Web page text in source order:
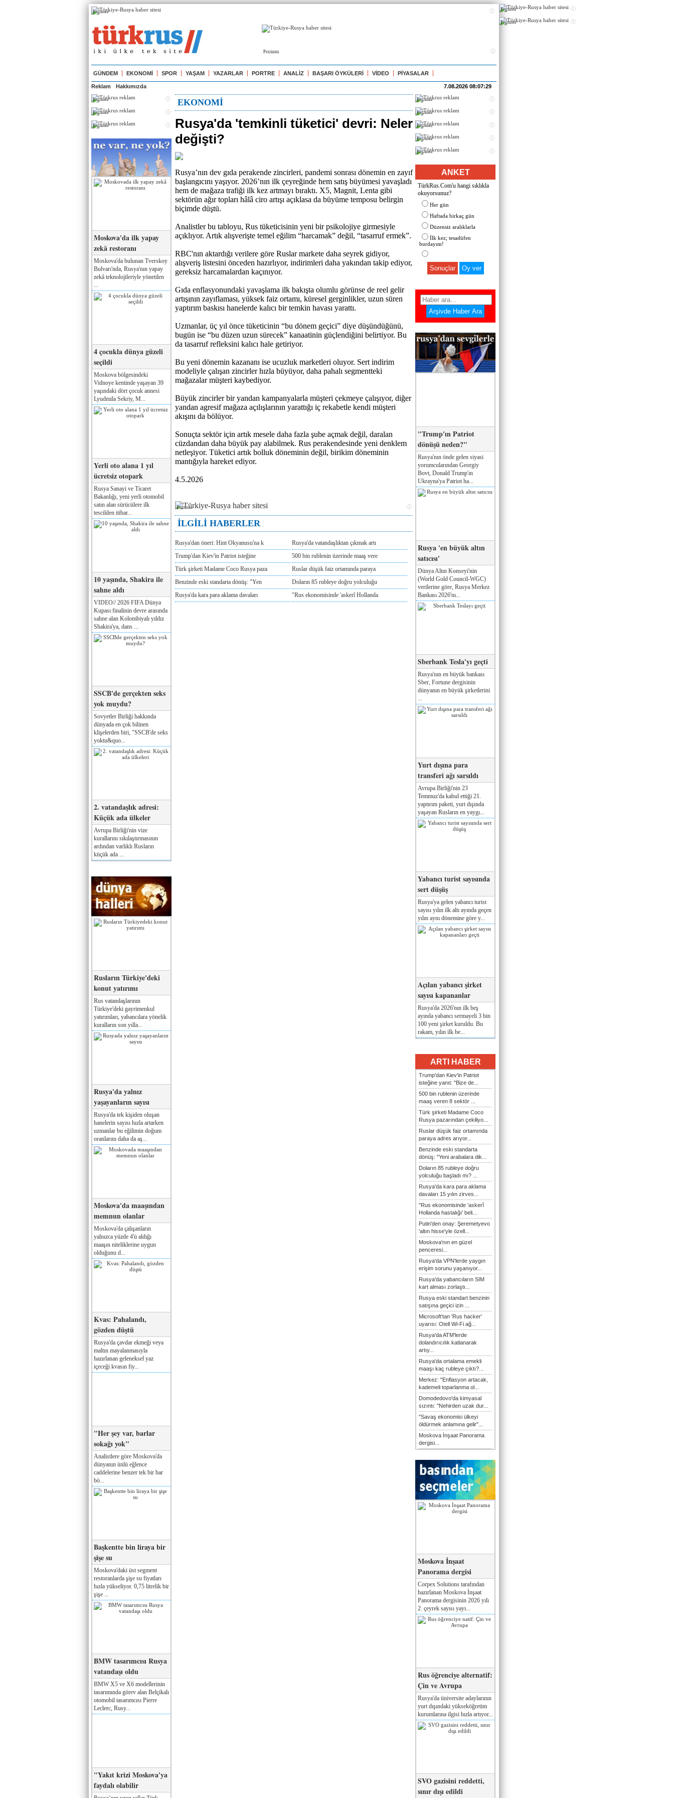
Реклама
Реклама
GÜNDEM EKONOMİ SPOR YAŞAM YAZARLAR PORTRE ANALİZ BAŞARI ÖYKÜLERİ VİDEO PİYASALAR
Reklam Hakkımızda 7.08.2026 08:07:29
Реклама
Реклама
Реклама
Moskova'da ilk yapay
zekâ restoranı
Moskova'da bulunan Tverskoy
Bulvarı'nda, Rusya'nın yapay
zekâ teknolojileriyle yönetilen
4 çocukla dünya güzeli
seçildi
Moskova bölgesindeki
Vidnoye kentinde yaşayan 39
yaşındaki dört çocuk annesi
Lyudmila Sekriy, M...
Yerli oto alana 1 yıl
ücretsiz otopark
Rusya Sanayi ve Ticaret
Bakanlığı, yeni yerli otomobil
satın alan sürücülere ilk
tescilden itibar...
10 yaşında, Shakira ile
sahne aldı
VIDEO// 2026 FIFA Dünya
Kupası finalinin devre arasında
sahne alan Kolombiyalı yıldız
Shakira'ya, dans ...
SSCB'de gerçekten seks
yok muydu?
Sovyetler Birliği hakkında
dünyada en çok bilinen
klişelerden biri, "SSCB'de seks
yoktu&quo...
2. vatandaşlık adresi:
Küçük ada ülkeler
Avrupa Birliği'nin vize
kurallarını sıkılaştırmasının
ardından varlıklı Rusların
küçük ada ...
Rusların Türkiye'deki
konut yatırımı
Rus vatandaşlarının
Türkiye'deki gayrimenkul
yatırımları, yabancılara yönelik
kuralların son yılla...
Rusya'da yalnız
yaşayanların sayısı
Rusya'da tek kişiden oluşan
hanelerin sayısı hızla artarken
uzmanlar bu eğilimin doğum
oranlarını daha da aş...
Moskova'da maaşından
memnun olanlar
Moskova'da çalışanların
yalnızca yüzde 4'ü aldığı
maaşın niteliklerine uygun
olduğunu d...
Kvas: Pahalandı,
gözden düştü
Rusya'da çavdar ekmeği veya
maltın mayalanmasıyla
hazırlanan geleneksel yaz
içeceği kvasın fiy...
"Her şey var, barlar
sokağı yok"
Analistlere göre Moskova'da
dünyanın ünlü eğlence
caddelerine benzer tek bir bar
bö...
Başkentte bin liraya bir
şişe su
Moskova'daki üst segment
restoranlarda şişe su fiyatları
hızla yükseliyor. 0,75 litrelik bir
şişe ...
BMW tasarımcısı Rusya
vatandaşı oldu
BMW X5 ve X6 modellerinin
tasarımında görev alan Belçikalı
otomobil tasarımcısı Pierre
Leclerc, Rusy...
"Yakıt krizi Moskova'ya
faydalı olabilir
EKONOMİ
Rusya'da 'temkinli tüketici' devri: Neler
değişti?
Rusya’nın dev gıda perakende zincirleri, pandemi sonrası dönemin en zayıf
başlangıcını yaşıyor. 2026’nın ilk çeyreğinde hem satış büyümesi yavaşladı
hem de mağaza trafiği ilk kez artmayı bıraktı. X5, Magnit, Lenta gibi
sektörün ağır topları hâlâ ciro artışı açıklasa da büyüme temposu belirgin
biçimde düştü.
Analistler bu tabloyu, Rus tüketicisinin yeni bir psikolojiye girmesiyle
açıklıyor. Artık alışverişte temel eğilim “harcamak” değil, “tasarruf ermek”.
RBC'nın aktardığı verilere göre Ruslar markete daha seyrek gidiyor,
alışveriş listesini önceden hazırlıyor, indirimleri daha yakından takip ediyor,
gereksiz harcamalardan kaçınıyor.
Gıda enflasyonundaki yavaşlama ilk bakışta olumlu görünse de reel gelir
artışının zayıflaması, yüksek faiz ortamı, küresel gerginlikler, uzun süren
yaptırım baskısı hanelerde kalıcı bir temkin havası yarattı.
Uzmanlar, üç yıl önce tüketicinin “bu dönem geçici” diye düşündüğünü,
bugün ise “bu düzen uzun sürecek” kanaatinin güçlendiğini belirtiyor. Bu
da tasarruf refleksini kalıcı hale getiriyor.
Bu yeni dönemin kazananı ise ucuzluk marketleri oluyor. Sert indirim
modeliyle çalışan zincirler hızla büyüyor, daha pahalı segmentteki
mağazalar müşteri kaybediyor.
Büyük zincirler bir yandan kampanyalarla müşteri çekmeye çalışıyor, diğer
yandan agresif mağaza açılışlarının yarattığı iç rekabetle kendi müşteri
akışını da bölüyor.
Sonuçta sektör için artık mesele daha fazla şube açmak değil, daralan
cüzdandan daha büyük pay alabilmek. Rus perakendesinde yeni denklem
netleşiyor. Tüketici artık bolluk döneminin değil, birikim döneminin
mantığıyla hareket ediyor.
4.5.2026
Реклама
İLGİLİ HABERLER
Rusya'dan öneri: Hint Okyanusu'na k
Rusya'da vatandaşlıktan çıkmak artı
Trump'dan Kiev'in Patriot isteğine
500 bin rublenin üzerinde maaş vere
Türk şirketi Madame Coco Rusya paza
Ruslar düşük faiz ortamında paraya
Benzinde eski standarta dönüş: "Yen
Doların 85 rubleye doğru yolculuğu
Rusya'da kara para aklama davaları
"Rus ekonomisinde 'askerî Hollanda
Реклама
Реклама
Реклама
Реклама
Реклама
ANKET
TürkRus.Com'u hangi sıklıkla
okuyorsunuz?
Her gün
Haftada birkaç gün
Düzensiz aralıklarla
İlk kez; tesadüfen
burdayım!
Sonuçlar
"Trump'ın Patriot
dönüşü neden?"
Rusya'nın önde gelen siyasi
yorumcularından Georgiy
Bovt, Donald Trump'ın
Ukrayna'ya Patriot ha...
Rusya 'en büyük altın
satıcısı'
Dünya Altın Konseyi'nin
(World Gold Council-WGC)
verilerine göre, Rusya Merkez
Bankası 2026'nı...
Sberbank Tesla'yı geçti
Rusya'nın en büyük bankası
Sber, Fortune dergisinin
dünyanın en büyük şirketlerini
...
Yurt dışına para
transferi ağı sarsıldı
Avrupa Birliği'nin 23
Temmuz'da kabul ettiği 21.
yaptırım paketi, yurt dışında
yaşayan Rusların en yaygı...
Yabancı turist sayısında
sert düşüş
Rusya'ya gelen yabancı turist
sayısı yılın ilk altı ayında geçen
yılın aynı dönemine göre y...
Açılan yabancı şirket
sayısı kapananlar
Rusya'da 2026'nın ilk beş
ayında yabancı sermayeli 3 bin
100 yeni şirket kuruldu. Bu
rakam, yılın ilk be...
ARTI HABER
Trump'dan Kiev'in Patriot
isteğine yanıt: "Bize de...
500 bin rublenin üzerinde
maaş veren 8 sektör ...
Türk şirketi Madame Coco
Rusya pazarından çekiliyo...
Ruslar düşük faiz ortamında
paraya adres arıyor...
Benzinde eski standarta
dönüş: "Yeni arabalara dik...
Doların 85 rubleye doğru
yolculuğu başladı mı? ...
Rusya'da kara para aklama
davaları 15 yılın zirves...
"Rus ekonomisinde 'askerî
Hollanda hastalığı' beli...
Putin'den onay: Şeremetyevo
'altın hisse'yle özell...
Moskova'nın en güzel
penceresi...
Rusya'da VPN'lerde yaygın
erişim sorunu yaşanıyor...
Rusya'da yabancıların SIM
kart alması zorlaştı...
Rusya eski standart benzinin
satışına geçici izin ...
Microsoft'tan 'Rus hacker'
uyarısı: Otell Wi-Fi ağ...
Rusya'da ATM'lerde
dolandırıcılık katlanarak
artıy...
Rusya'da ortalama emekli
maaşı kaç rubleye çıktı?...
Merkez: "Enflasyon artacak,
kademeli toparlanma ol...
Domodedovo'da kimyasal
sızıntı: "Nehirden uzak dur...
"Savaş ekonomisi ülkeyi
öldürmek anlamına gelir"...
Moskova İnşaat Panorama
dergisi...
Moskova İnşaat
Panorama dergisi
Corpex Solutions tarafından
hazırlanan Moskova İnşaat
Panorama dergisinin 2026 yılı
2. çeyrek sayısı yayı...
Rus öğrenciye alternatif:
Çin ve Avrupa
Rusya'da üniversite adaylarının
yurt dışındaki yükseköğretim
kurumlarına ilgisi hızla artıyor...
SVO gazisini reddetti,
sınır dışı edildi
Реклама
Реклама